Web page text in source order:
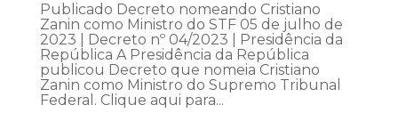
Publicado Decreto nomeando Cristiano
Zanin como Ministro do STF 05 de julho de
2023 | Decreto nº 04/2023 | Presidência da
República A Presidência da República
publicou Decreto que nomeia Cristiano
Zanin como Ministro do Supremo Tribunal
Federal. Clique aqui para...